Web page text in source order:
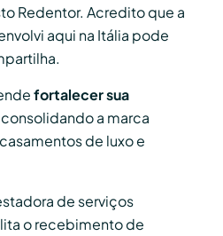
Redentor. Acredito que a
aqui na Itália pode
fortalecer sua
consolidando a marca
de luxo e
de serviços
o recebimento de